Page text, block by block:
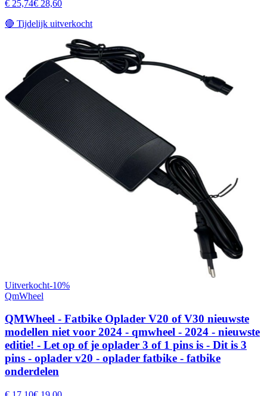
€ 25,74€ 28,60
🔴 Tijdelijk uitverkocht
Uitverkocht-10%
QmWheel
QMWheel - Fatbike Oplader V20 of V30 nieuwste
modellen niet voor 2024 - qmwheel - 2024 - nieuwste
editie! - Let op of je oplader 3 of 1 pins is - Dit is 3
pins - oplader v20 - oplader fatbike - fatbike
onderdelen